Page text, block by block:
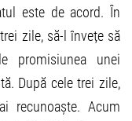
este de acord. În
zile, să-l învețe să
promisiunea unei
După cele trei zile,
recunoaște. Acum